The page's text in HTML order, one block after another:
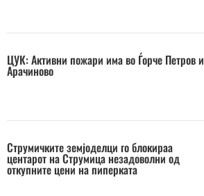
ЦУК: Активни пожари има во Ѓорче Петров и
Арачиново
Струмичките земјоделци го блокираа
центарот на Струмица незадоволни од
откупните цени на пиперката